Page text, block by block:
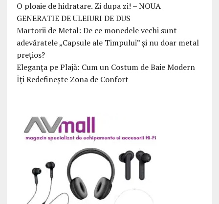
O ploaie de hidratare. Zi dupa zi! – NOUA
GENERATIE DE ULEIURI DE DUS
Martorii de Metal: De ce monedele vechi sunt
adevăratele „Capsule ale Timpului” și nu doar metal
prețios?
Eleganța pe Plajă: Cum un Costum de Baie Modern
Îți Redefinește Zona de Confort